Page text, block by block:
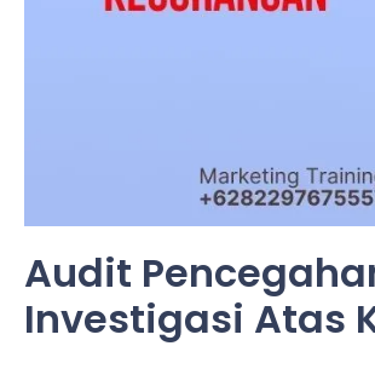
Audit
Investigasi Atas